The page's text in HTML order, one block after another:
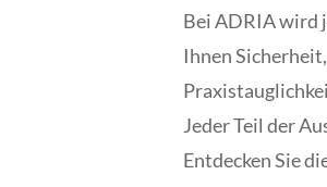
Bei ADRIA wird
Ihnen
Jeder Teil der
Entdecken Sie